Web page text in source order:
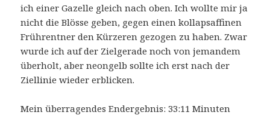
ich einer Gazelle gleich nach oben. Ich wollte mir ja
nicht die Blösse geben, gegen einen kollapsaffinen
Frührentner den Kürzeren gezogen zu haben. Zwar
wurde ich auf der Zielgerade noch von jemandem
überholt, aber neongelb sollte ich erst nach der
Ziellinie wieder erblicken.
Mein überragendes Endergebnis: 33:11 Minuten